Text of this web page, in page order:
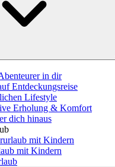
in dir
Entdeckungsreise
Lifestyle
Erholung & Komfort
dich hinaus
mit Kindern
mit Kindern